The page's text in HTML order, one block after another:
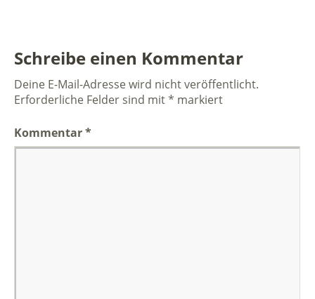
Schreibe einen Kommentar
Deine E-Mail-Adresse wird nicht veröffentlicht.
Erforderliche Felder sind mit* markiert
Kommentar*